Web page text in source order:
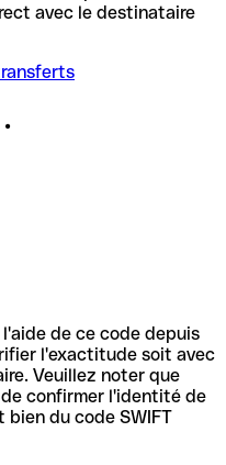
avec le destinataire
de ce code depuis
l'exactitude soit avec
Veuillez noter que
de confirmer l'identité de
du code SWIFT